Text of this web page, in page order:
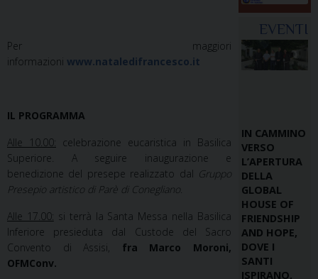
Per maggiori
informazioni www.nataledifrancesco.it
IL PROGRAMMA
Alle 10.00: celebrazione eucaristica in Basilica
Superiore. A seguire inaugurazione e
benedizione del presepe realizzato dal Gruppo
Presepio artistico di Parè di Conegliano.
Alle 17.00: si terrà la Santa Messa nella Basilica
Inferiore presieduta dal Custode del Sacro
Convento di Assisi, fra Marco Moroni,
OFMConv.
EVENTI
IN CAMMINO
VERSO
L’APERTURA
DELLA
GLOBAL
HOUSE OF
FRIENDSHIP
AND HOPE,
DOVE I
SANTI
ISPIRANO,